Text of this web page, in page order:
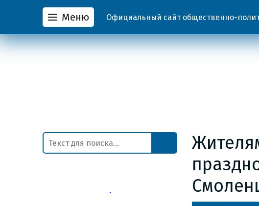
Меню Официальный сайт общественно-